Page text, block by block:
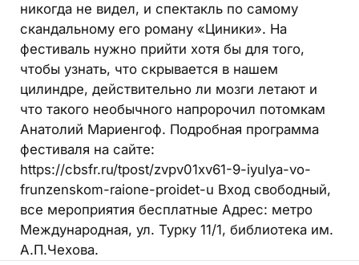
никогда не видел, и спектакль по самому
скандальному его роману «Циники». На
фестиваль нужно прийти хотя бы для того,
чтобы узнать, что скрывается в нашем
цилиндре, действительно ли мозги летают и
что такого необычного напророчил потомкам
Анатолий Мариенгоф. Подробная программа
фестиваля на сайте:
https://cbsfr.ru/tpost/zvpv01xv61-9-iyulya-vo-
frunzenskom-raione-proidet-u Вход свободный,
все мероприятия бесплатные Адрес: метро
Международная, ул. Турку 11/1, библиотека им.
А.П.Чехова.